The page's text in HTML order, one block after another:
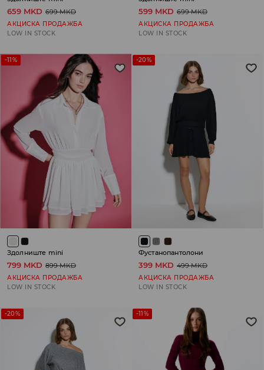
659 MKD 699 MKD
АКЦИСКА ПРОДАЖБА
LOW IN STOCK
599 MKD 699 MKD
АКЦИСКА ПРОДАЖБА
LOW IN STOCK
-11%
Здолниште mini
799 MKD 899 MKD
АКЦИСКА ПРОДАЖБА
LOW IN STOCK
-20%
Фустанопантолони
399 MKD 499 MKD
АКЦИСКА ПРОДАЖБА
LOW IN STOCK
-20% -11%